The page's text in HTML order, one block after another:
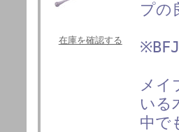
在庫を確認する
プの
メイ
いる
中で